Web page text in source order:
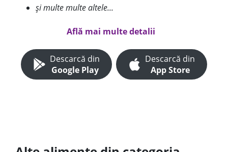
și multe multe altele...
Află mai multe detalii
Descarcă din
Google Play
Descarcă din
App Store